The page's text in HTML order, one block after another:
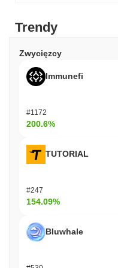
Trendy
Zwycięzcy
Immunefi
#1172
200.6%
TUTORIAL
#247
154.09%
Bluwhale